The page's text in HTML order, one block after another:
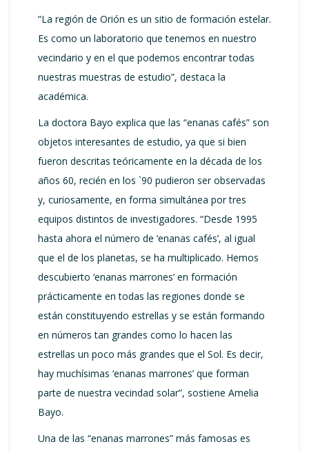
“La región de Orión es un sitio de formación estelar.
Es como un laboratorio que tenemos en nuestro
vecindario y en el que podemos encontrar todas
nuestras muestras de estudio”, destaca la
académica.
La doctora Bayo explica que las “enanas cafés” son
objetos interesantes de estudio, ya que si bien
fueron descritas teóricamente en la década de los
años 60, recién en los `90 pudieron ser observadas
y, curiosamente, en forma simultánea por tres
equipos distintos de investigadores. “Desde 1995
hasta ahora el número de ‘enanas cafés’, al igual
que el de los planetas, se ha multiplicado. Hemos
descubierto ‘enanas marrones’ en formación
prácticamente en todas las regiones donde se
están constituyendo estrellas y se están formando
en números tan grandes como lo hacen las
estrellas un poco más grandes que el Sol. Es decir,
hay muchísimas ‘enanas marrones’ que forman
parte de nuestra vecindad solar”, sostiene Amelia
Bayo.
Una de las “enanas marrones” más famosas es